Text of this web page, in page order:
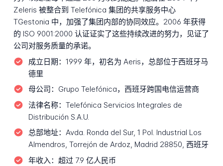
Zeleris 被整合到 Telefónica 集团的共享服务中心
TGestonia 中，加强了集团内部的协同效应。2006 年获得
的 ISO 9001:2000 认证证实了这些持续改进的努力，见证了
公司对服务质量的承诺。
成立日期： 1999 年，初名为 Aeris，总部位于西班牙马
德里
母公司： Grupo Telefónica，西班牙跨国电信运营商
法律名称： Telefónica Servicios Integrales de
Distribución S.A.U.
总部地址： Avda. Ronda del Sur, 1 Pol. Industrial Los
Almendros, Torrejón de Ardoz, Madrid 28850, 西班牙
年收入： 超过 7.9 亿人民币